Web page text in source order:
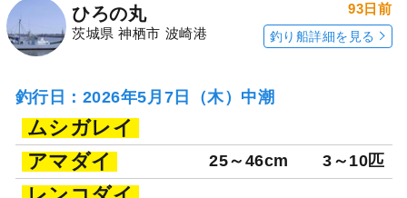
ひろの丸
茨城県 神栖市 波崎港
93日前
釣り船詳細を見る
釣行日：2026年5月7日（木）中潮
ムシガレイ
アマダイ
25～46cm 3～10匹